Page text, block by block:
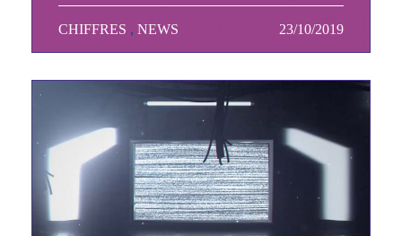
TAGS MINEURES
CHIFFRES NEWS Date
23/10/2019